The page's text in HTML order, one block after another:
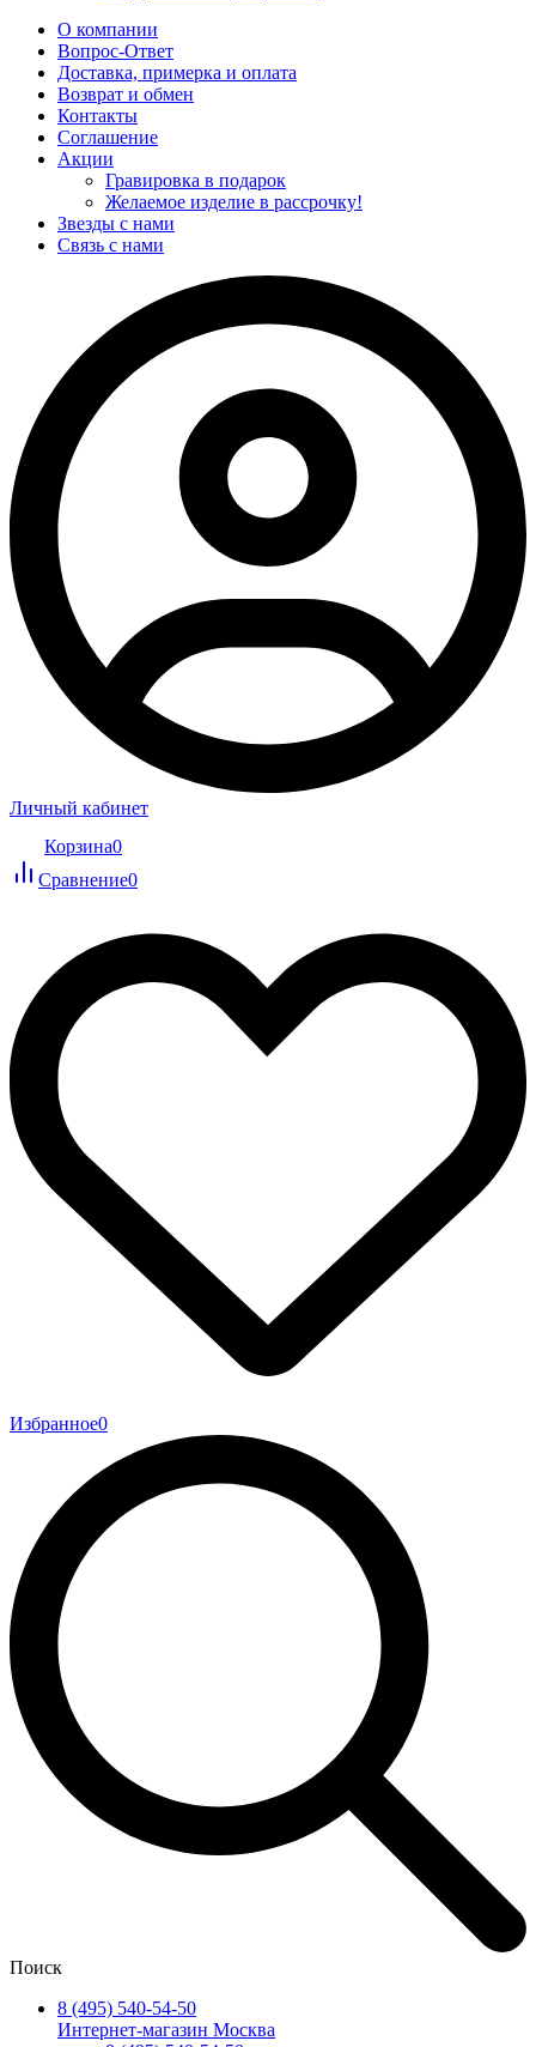
О компании
Вопрос-Ответ
Доставка, примерка и оплата
Возврат и обмен
Контакты
Соглашение
Акции
Гравировка в подарок
Желаемое изделие в рассрочку!
Звезды с нами
Связь с нами
Личный кабинет
Корзина0
Сравнение0
Избранное0
Поиск
8 (495) 540-54-50
Интернет-магазин Москва